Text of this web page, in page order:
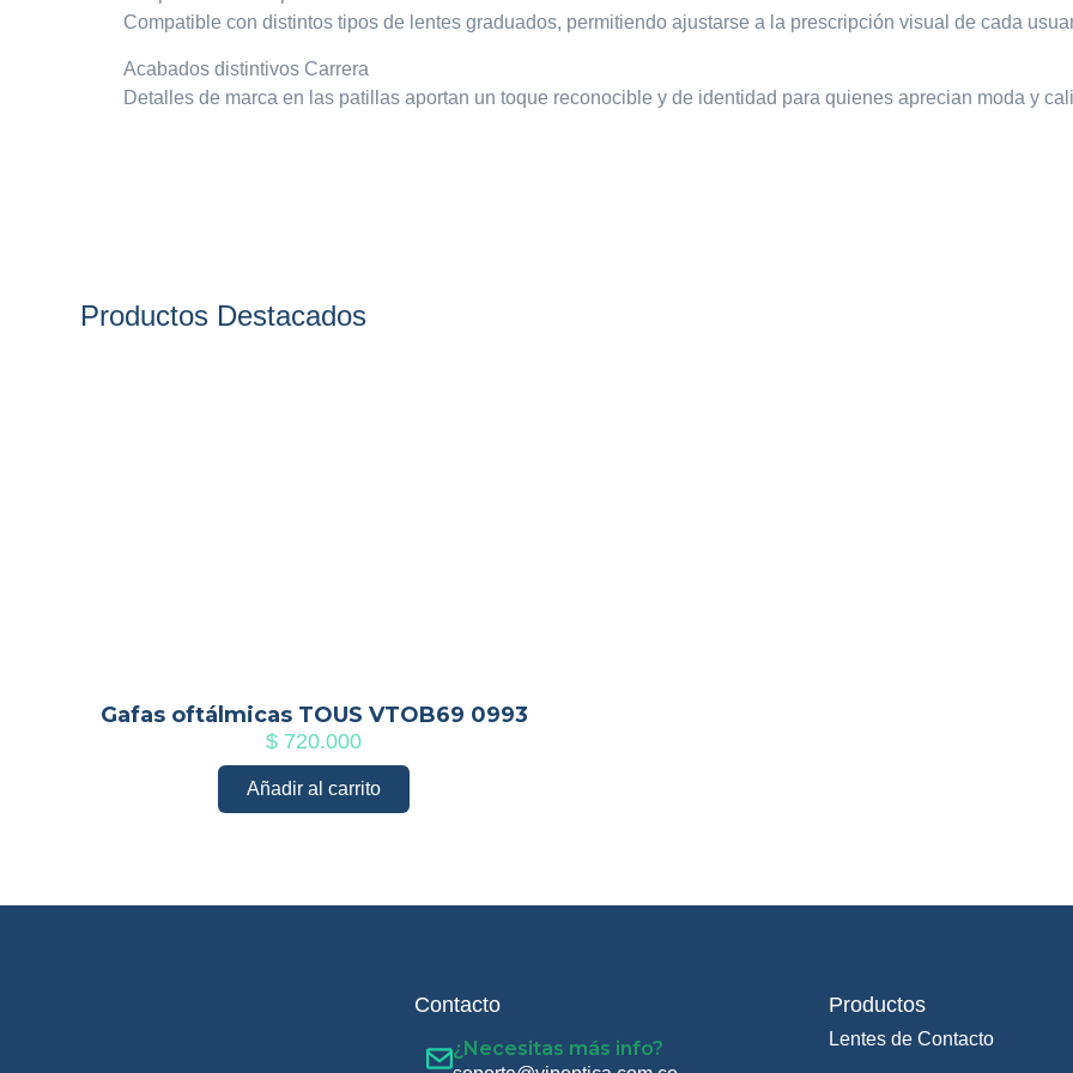
Compatible con distintos tipos de lentes graduados, permitiendo ajustarse a la prescripción visual de cada
Acabados distintivos Carrera
Detalles de marca en las patillas aportan un toque reconocible y de identidad para quienes aprecian moda y
Productos Destacados
Gafas oftálmicas TOUS VTOB69 0993
$ 720.000
Añadir al carrito
Contacto
¿Necesitas más info?
Productos
Lentes de Contacto